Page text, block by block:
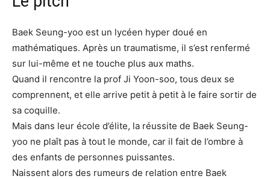
Baek Seung-yoo est un lycéen hyper doué en
mathématiques. Après un traumatisme, il s’est renfermé
sur lui-même et ne touche plus aux maths.
Quand il rencontre la prof Ji Yoon-soo, tous deux se
comprennent, et elle arrive petit à petit à le faire sortir de
sa coquille.
Mais dans leur école d’élite, la réussite de Baek Seung-
yoo ne plaît pas à tout le monde, car il fait de l’ombre à
des enfants de personnes puissantes.
Naissent alors des rumeurs de relation entre Baek